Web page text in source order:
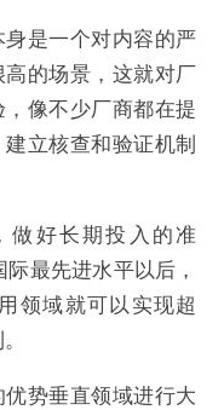
是一个对内容的严
的场景，这就对厂
像不少厂商都在提
立核查和验证机制
做好长期投入的准
最先进水平以后，
领域就可以实现超
势垂直领域进行大